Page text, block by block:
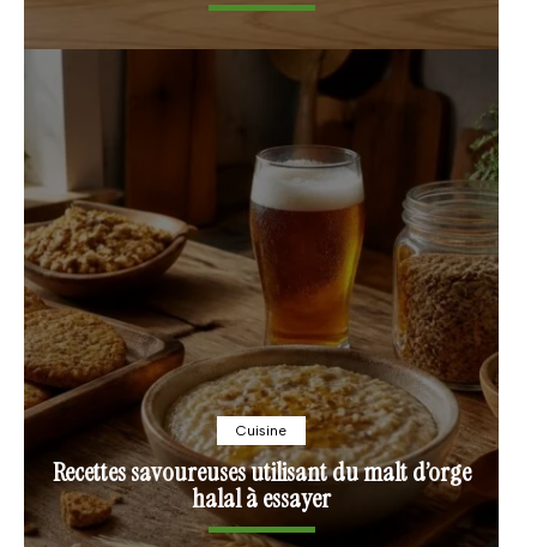
Cuisine
Recettes savoureuses utilisant du malt d’orge
halal à essayer